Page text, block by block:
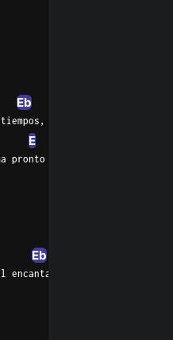
Eb
E
pronto
Eb
encanta